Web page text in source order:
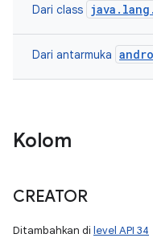
Dari class
Dari antarmuka
Kolom
CREATOR
Ditambahkan di level API 34